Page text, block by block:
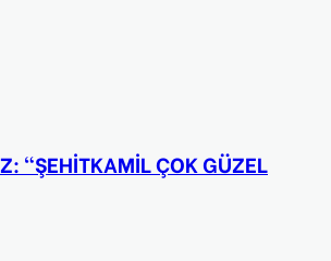
“ŞEHİTKAMİL ÇOK GÜZEL